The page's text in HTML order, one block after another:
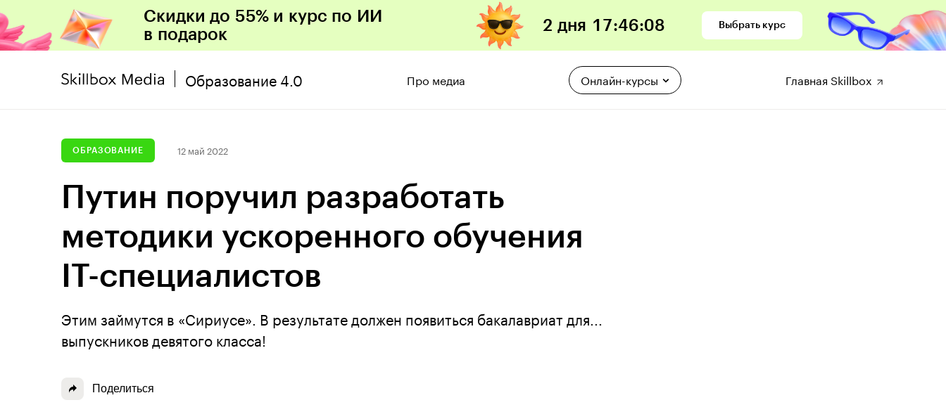
Скидки до 55% и курс по ИИ
в подарок
2 дня 17:46:07 Выбрать курс
Образование 4.0 Про медиа Онлайн-курсы Главная Skillbox
ОБРАЗОВАНИЕ 12 май 2022
Путин поручил разработать
методики ускоренного обучения
IT-специалистов
Этим займутся в «Сириусе». В результате должен появиться бакалавриат для...
выпускников девятого класса!
Поделиться